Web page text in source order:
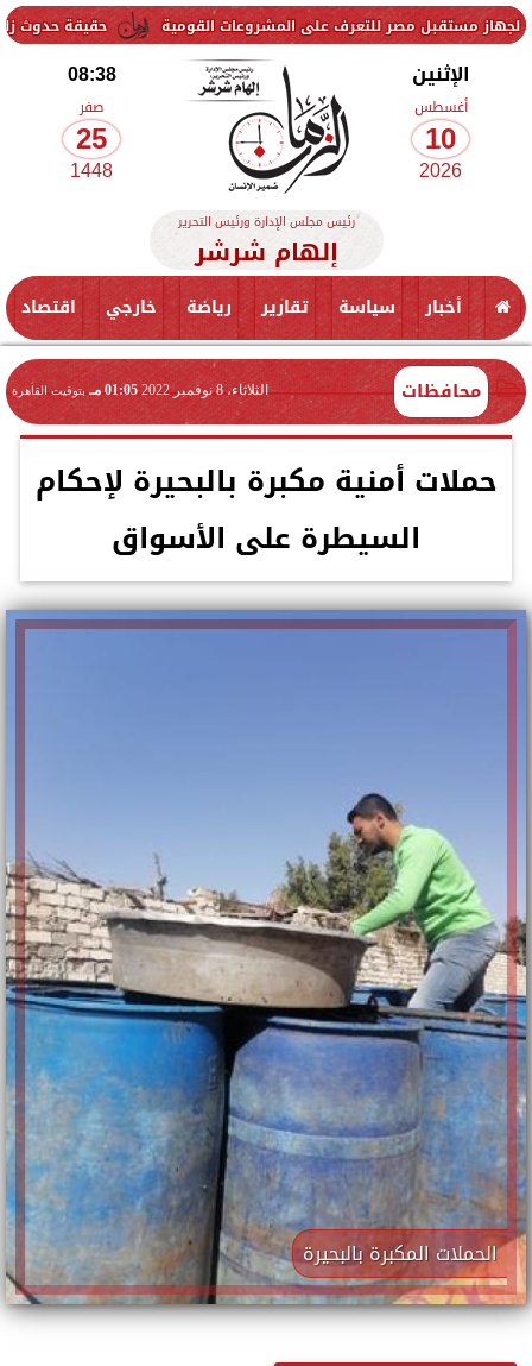
حقيقة حدوث زلزال اليوم في للتعرف على المشروعات القومية
الإثنين
أغسطس
10
2026
08:38
صفر
25
1448
رئيس مجلس الإدارة ورئيس التحرير
إلهام شرشر
أخبار سياسة تقارير رياضة خارجي اقتصاد
محافظات الثلاثاء، 8 نوفمبر 2022 01:05 مـ بتوقيت القاهرة
حملات أمنية مكبرة بالبحيرة لإحكام
السيطرة على الأسواق
الحملات المكبرة بالبحيرة